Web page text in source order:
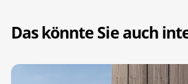
Das könnte Sie auch